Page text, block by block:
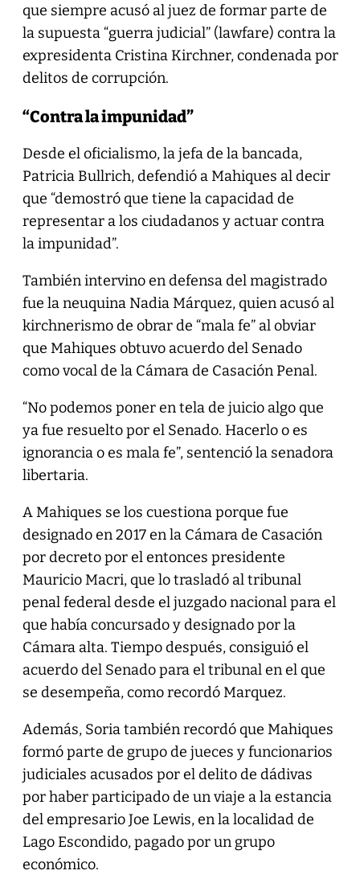
que siempre acusó al juez de formar parte de
la supuesta “guerra judicial” (lawfare) contra la
expresidenta Cristina Kirchner, condenada por
delitos de corrupción.
“Contra la impunidad”
Desde el oficialismo, la jefa de la bancada,
Patricia Bullrich, defendió a Mahiques al decir
que “demostró que tiene la capacidad de
representar a los ciudadanos y actuar contra
la impunidad”.
También intervino en defensa del magistrado
fue la neuquina Nadia Márquez, quien acusó al
kirchnerismo de obrar de “mala fe” al obviar
que Mahiques obtuvo acuerdo del Senado
como vocal de la Cámara de Casación Penal.
“No podemos poner en tela de juicio algo que
ya fue resuelto por el Senado. Hacerlo o es
ignorancia o es mala fe”, sentenció la senadora
libertaria.
A Mahiques se los cuestiona porque fue
designado en 2017 en la Cámara de Casación
por decreto por el entonces presidente
Mauricio Macri, que lo trasladó al tribunal
penal federal desde el juzgado nacional para el
que había concursado y designado por la
Cámara alta. Tiempo después, consiguió el
acuerdo del Senado para el tribunal en el que
se desempeña, como recordó Marquez.
Además, Soria también recordó que Mahiques
formó parte de grupo de jueces y funcionarios
judiciales acusados por el delito de dádivas
por haber participado de un viaje a la estancia
del empresario Joe Lewis, en la localidad de
Lago Escondido, pagado por un grupo
económico.